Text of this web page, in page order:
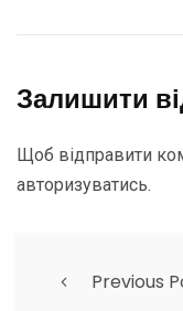
Залишити
Щоб відправити
авторизуватись.
Previous